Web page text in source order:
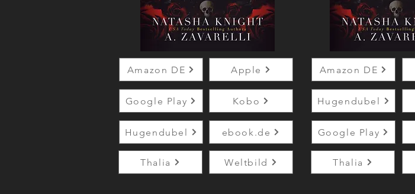
Amazon DE Apple
Google Play Kobo
Hugendubel ebook.de
Thalia Weltbild
Amazon DE
Hugendubel
Google Play
Thalia